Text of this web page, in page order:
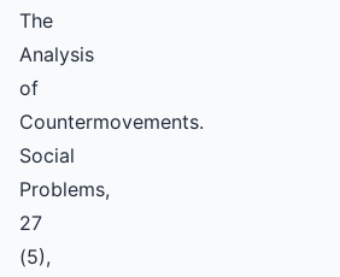
The
Analysis
of
Countermovements.
Social
Problems,
27
(5),